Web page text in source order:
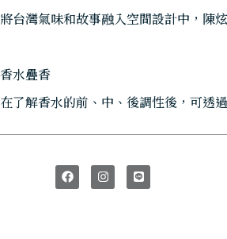
將台灣氣味和故事融入空間設計中，陳
香水疊香
在了解香水的前、中、後調性後，可透